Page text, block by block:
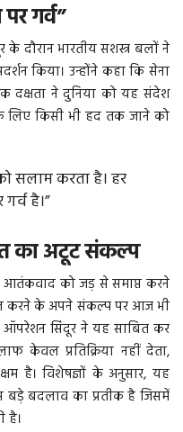
गर्व”
के दौरान भारतीय सशस्त्र बलों ने
किया। उन्होंने कहा कि सेना
दक्षता ने दुनिया को यह संदेश
लिए किसी भी हद तक जाने को
सलाम करता है। हर
है।”
का अटूट संकल्प
आतंकवाद को जड़ से समाप्त करने
करने के अपने संकल्प पर आज भी
सिंदूर ने यह साबित कर
केवल प्रतिक्रिया नहीं देता,
है। विशेषज्ञों के अनुसार, यह
बड़े बदलाव का प्रतीक है जिसमें
है।